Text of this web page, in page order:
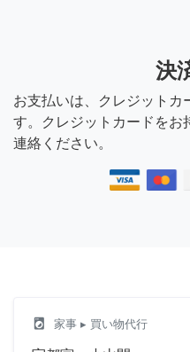
決
お支払いは、クレジットカ
す。クレジットカードをお
連絡ください。
local_laundry_service 家事 ▸ 買い物代行